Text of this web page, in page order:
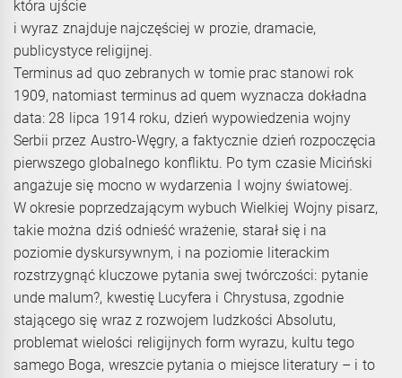
która ujście
i wyraz znajduje najczęściej w prozie, dramacie,
publicystyce religijnej.
Terminus ad quo zebranych w tomie prac stanowi rok
1909, natomiast terminus ad quem wyznacza dokładna
data: 28 lipca 1914 roku, dzień wypowiedzenia wojny
Serbii przez Austro-Węgry, a faktycznie dzień rozpoczęcia
pierwszego globalnego konfliktu. Po tym czasie Miciński
angażuje się mocno w wydarzenia I wojny światowej.
W okresie poprzedzającym wybuch Wielkiej Wojny pisarz,
takie można dziś odnieść wrażenie, starał się i na
poziomie dyskursywnym, i na poziomie literackim
rozstrzygnąć kluczowe pytania swej twórczości: pytanie
unde malum?, kwestię Lucyfera i Chrystusa, zgodnie
stającego się wraz z rozwojem ludzkości Absolutu,
problemat wielości religijnych form wyrazu, kultu tego
samego Boga, wreszcie pytania o miejsce literatury – i to